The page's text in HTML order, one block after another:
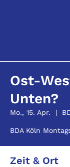
Ost-
Unten?
Mo., 15. Apr.
  |
BDA Köln
Zeit & Ort